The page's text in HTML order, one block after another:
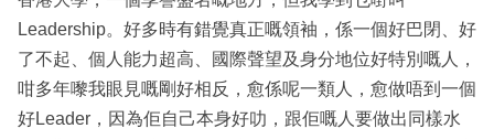
Leadership。好多時有錯覺真正嘅領袖，係一個好巴閉、好
了不起、個人能力超高、國際聲望及身分地位好特別嘅人，
咁多年嚟我眼見嘅剛好相反，愈係呢一類人，愈做唔到一個
好Leader，因為佢自己本身好叻，跟佢嘅人要做出同樣水